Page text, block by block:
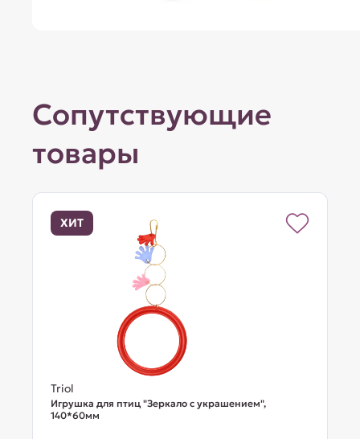
Сопутствующие
товары
ХИТ
Triol
Игрушка для птиц "Зеркало с украшением",
140*60мм